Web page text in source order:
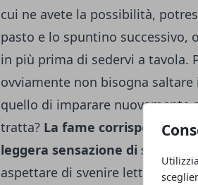
cui ne avete la possibilità,
pasto e lo spuntino successivo,
in più prima di sedervi a tavola.
ovviamente non bisogna saltare
quello di imparare nuovamente
tratta? La fame corrisponde a
leggera sensazione di
aspettare di svenire